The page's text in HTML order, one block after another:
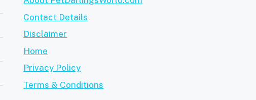
Contact Details
Disclaimer
Home
Privacy Policy
Terms & Conditions